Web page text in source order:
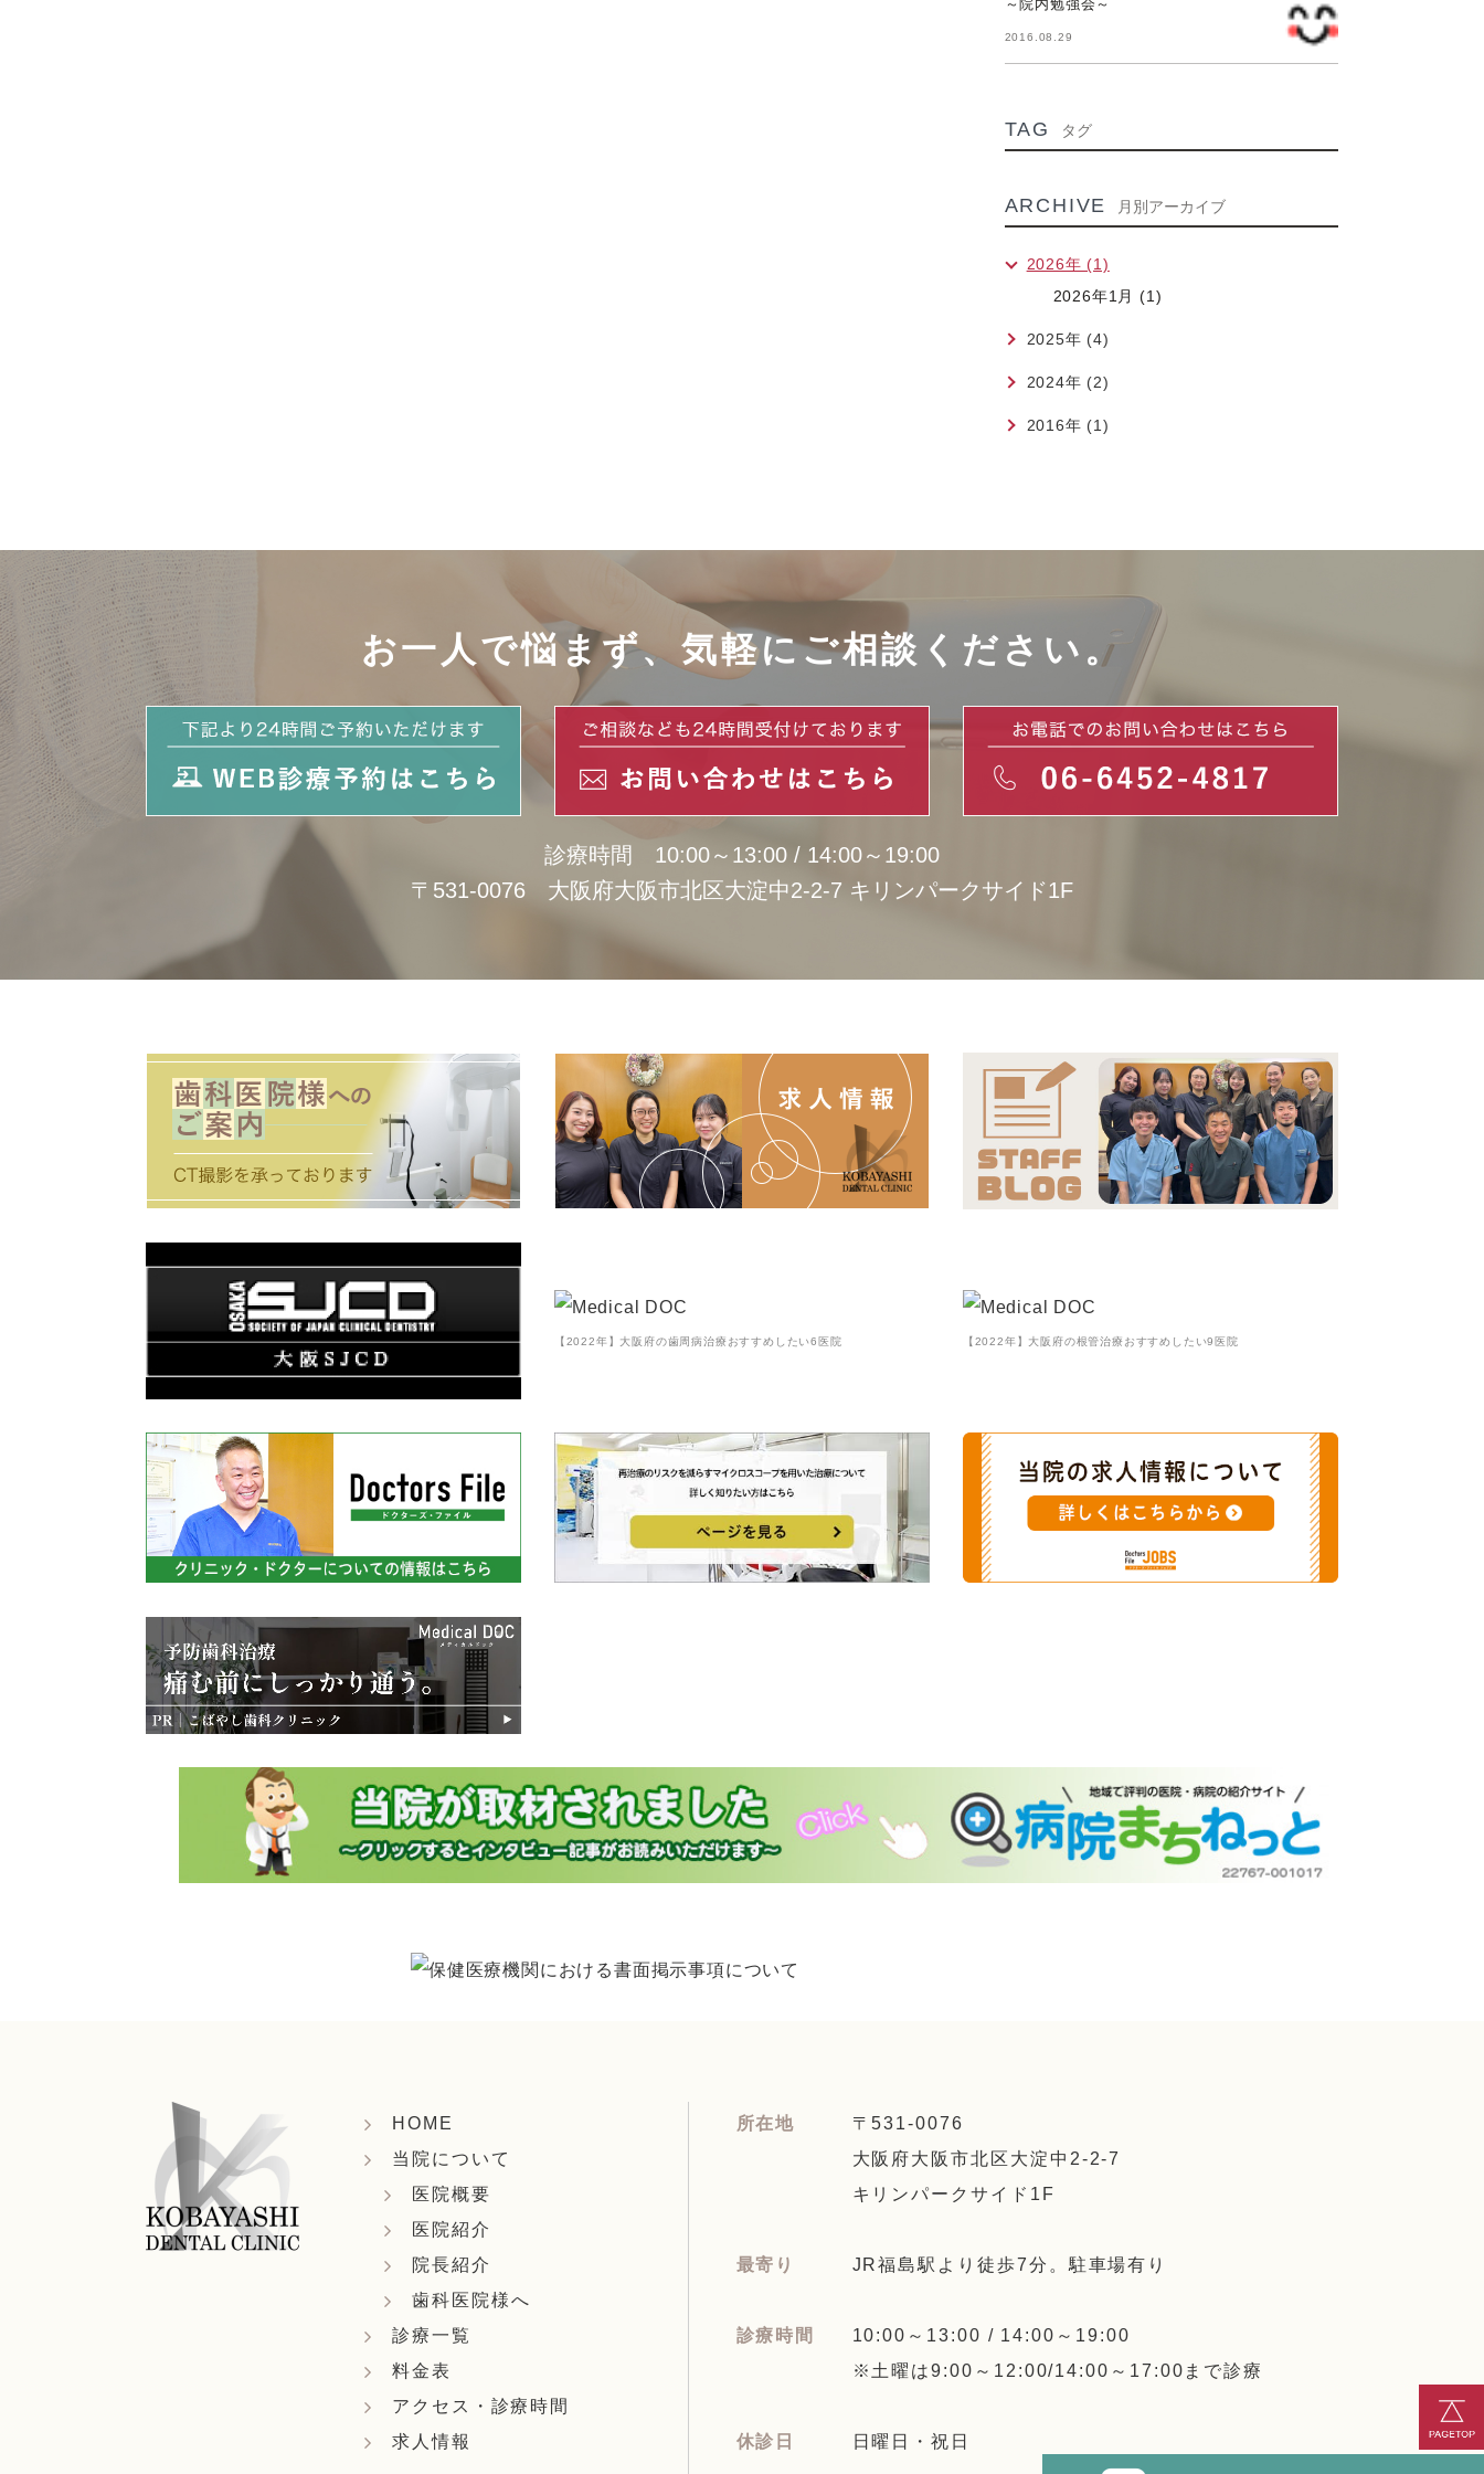
～院内勉強会～
2016.08.29
TAG タグ
ARCHIVE 月別アーカイブ
2026年 (1)
2026年1月 (1)
2025年 (4)
2024年 (2)
2016年 (1)
お一人で悩まず、気軽にご相談ください。
診療時間 10:00～13:00 / 14:00～19:00
〒531-0076 大阪府大阪市北区大淀中2-2-7 キリンパークサイド1F
【2022年】大阪府の歯周病治療おすすめしたい6医院 【2022年】大阪府の根管治療おすすめしたい9医院
HOME
当院について
医院概要
医院紹介
院長紹介
歯科医院様へ
診療一覧
料金表
アクセス・診療時間
求人情報
所在地
〒531-0076
大阪府大阪市北区大淀中2-2-7
キリンパークサイド1F
最寄り JR福島駅より徒歩7分。 駐車場有り
診療時間 10:00～13:00 / 14:00～19:00
※土曜は9:00～12:00/14:00～17:00まで診療
休診日 日曜日・祝日